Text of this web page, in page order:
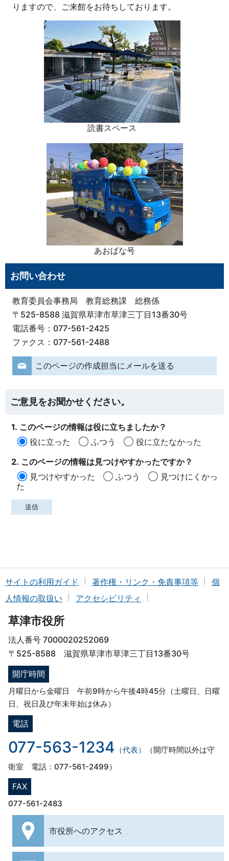
りますので、ご来館をお待ちしております。
読書スペース
あおばな号
お問い合わせ
教育委員会事務局 教育総務課 総務係
〒525-8588 滋賀県草津市草津三丁目13番30号
電話番号：077-561-2425
ファクス：077-561-2488
このページの作成担当にメールを送る
ご意見をお聞かせください。
1. このページの情報は役に立ちましたか？
役に立った
ふつう
役に立たなかった
2. このページの情報は見つけやすかったですか？
見つけやすかった
ふつう
見つけにくかっ
た
サイトの利用ガイド 著作権・リンク・免責事項等
個
人情報の取扱い
アクセシビリティ
草津市役所
法人番号 7000020252069
〒525-8588 滋賀県草津市草津三丁目13番30号
開庁時間
月曜日から金曜日 午前9時から午後4時45分（土曜日、日曜
日、祝日及び年末年始は休み）
電話
077-563-1234 （代表）
（開庁時間以外は守
衛室 電話：077-561-2499）
FAX
077-561-2483
市役所へのアクセス